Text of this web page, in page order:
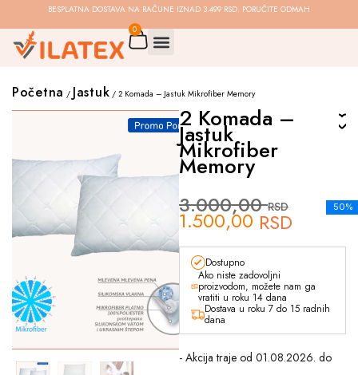
BESPLATNA DOSTAVA NA RAČUNE IZNAD 3.499 RSD. PORUČITE ODMAH
0
Početna / Jastuk / 2 Komada – Jastuk Mikrofiber Memory
2 Komada –
Jastuk
Mikrofiber
Memory
3.000,00RSD
1.500,00RSD
50%
Dostupno
Ako niste zadovoljni
proizvodom, možete nam ga
vratiti u roku 14 dana
Dostava u roku 7 do 15 radnih
dana
- Akcija traje od 01.08.2026. do